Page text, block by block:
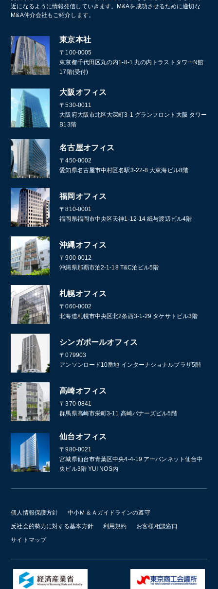
近になるように情報発信していきます。M&Aを成功させるために適切な
M&A仲介会社もご紹介します。
東京本社
〒100-0005
東京都千代田区丸の内1-8-1 丸の内トラストタワーN館
17階(受付)
大阪オフィス
〒530-0011
大阪府大阪市北区大深町3-1 グランフロント大阪 タワー
B13階
名古屋オフィス
〒450-0002
愛知県名古屋市中村区名駅3-22-8 大東海ビル8階
福岡オフィス
〒810-0001
福岡県福岡市中央区天神1-12-14 紙与渡辺ビル4階
沖縄オフィス
〒900-0012
沖縄県那覇市泊2-1-18 T&C泊ビル5階
札幌オフィス
〒060-0002
北海道札幌市中央区北2条西3-1-29 タケサトビル3階
シンガポールオフィス
〒079903
アンソンロード10番地 インターナショナルプラザ5階
高崎オフィス
〒370-0841
群馬県高崎市栄町3-11 高崎バナーズビル5階
仙台オフィス
〒980-0021
宮城県仙台市青葉区中央4-4-19 アーバンネット仙台中
央ビル3階 YUI NOS内
個人情報保護方針
中小Ｍ＆Ａガイドラインの遵守
反社会的勢力に対する基本方針
利用規約
お客様相談窓口
サイトマップ